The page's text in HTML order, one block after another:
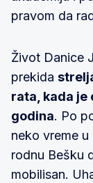
pravom da
Život Danice
prekida
rata, kada je
godina. Po
neko vreme
rodnu Bešku
mobilisan.